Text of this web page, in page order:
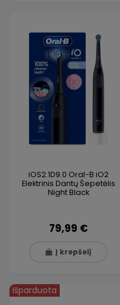
iOS2.1D9.0 Oral-B iO2
Elektrinis Dantų Šepetėlis
Night Black
79,99 €
Į krepšelį
Išparduota